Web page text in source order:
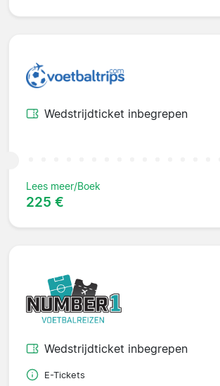
Wedstrijdticket inbegrepen
Lees meer/Boek
225 €
Wedstrijdticket inbegrepen
E-Tickets